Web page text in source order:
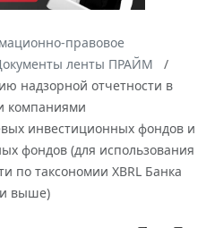
правовое
ленты ПРАЙМ
надзорной отчетности в
компаниями
инвестиционных фондов и
фондов (для использования
по таксономии XBRL Банка
и выше)